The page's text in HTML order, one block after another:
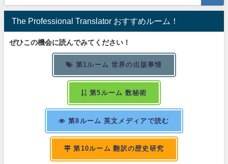
The Professional Translator おすすめルーム！
ぜひこの機会に読んでみてください！
第1ルーム 世界の出版事情
第5ルーム 数秘術
第8ルーム 英文メディアで読む
第10ルーム 翻訳の歴史研究